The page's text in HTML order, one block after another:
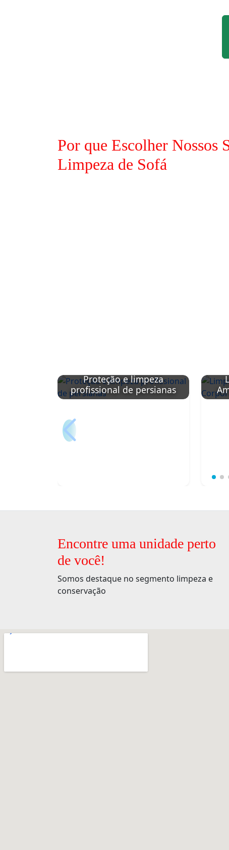
Por que Escolher Nossos
Limpeza de Sofá
Proteção e limpeza
profissional de persianas
Encontre uma unidade perto
de você!
Somos destaque no segmento limpeza e
conservação